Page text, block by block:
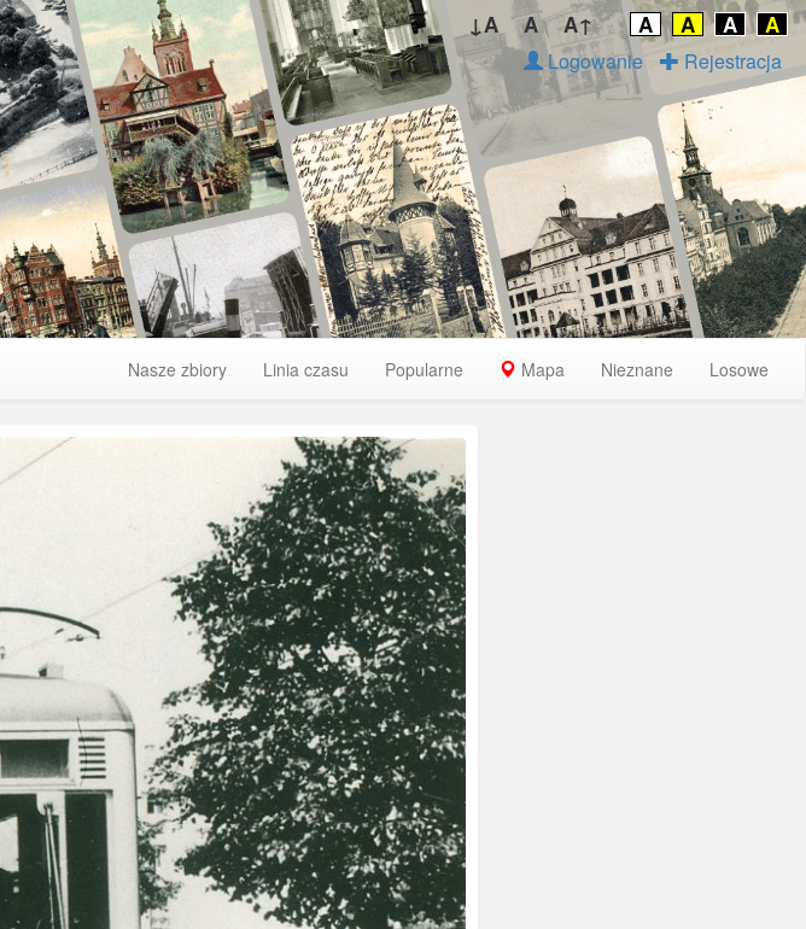
↓A A A↑ A A A A
Logowanie Rejestracja
Nasze zbiory Linia czasu Popularne Mapa Nieznane Losowe